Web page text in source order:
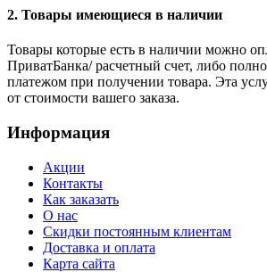
2. Товары имеющиеся в наличии
Товары которые есть в наличии можно
ПриватБанка/ расчетный счет, либо
платежом при получении товара. Эта
от стоимости вашего заказа.
Информация
Акции
Контакты
Как заказать
О нас
Скидки постоянным клиентам
Доставка и оплата
Карта сайта